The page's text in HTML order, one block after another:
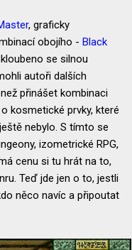
, graficky
obojího - Black
se silnou
autoři dalších
přinášet kombinaci
kosmetické prvky, které
nebylo. S tímto se
izometrické RPG,
cenu si tu hrát na to,
Teď jde jen o to, jestli
něco navíc a připoutat